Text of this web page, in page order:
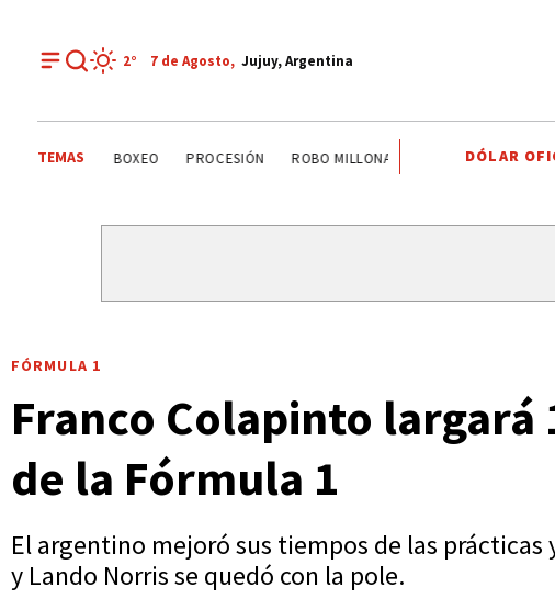
2° 7 de Agosto, Jujuy, Argentina
TEMAS PALPALÁ EL CARMEN ALTO COMEDERO DÓLAR
FÓRMULA 1
Franco Colapinto largará
de la Fórmula 1
El argentino mejoró sus tiempos de las prácticas
y Lando Norris se quedó con la pole.